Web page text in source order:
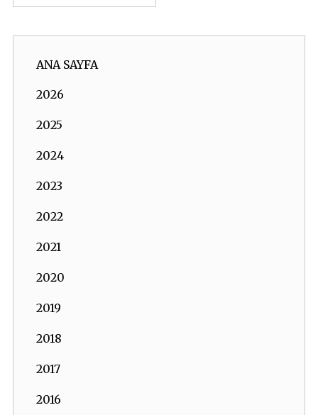
ANA SAYFA
2026
2025
2024
2023
2022
2021
2020
2019
2018
2017
2016